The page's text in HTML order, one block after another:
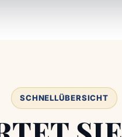
SCHNELLÜBERSICHT